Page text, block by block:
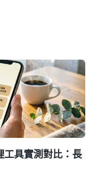
具實測對比：長